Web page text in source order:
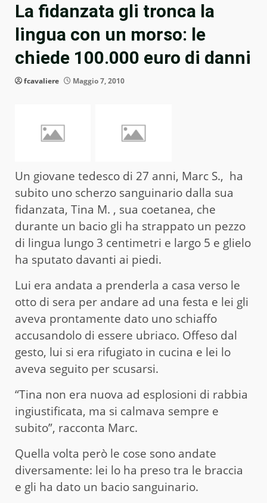
La fidanzata gli tronca la
lingua con un morso: le
chiede 100.000 euro di danni
fcavaliere Maggio 7, 2010
Un giovane tedesco di 27 anni, Marc S., ha
subito uno scherzo sanguinario dalla sua
fidanzata, Tina M. , sua coetanea, che
durante un bacio gli ha strappato un pezzo
di lingua lungo 3 centimetri e largo 5 e glielo
ha sputato davanti ai piedi.
Lui era andata a prenderla a casa verso le
otto di sera per andare ad una festa e lei gli
aveva prontamente dato uno schiaffo
accusandolo di essere ubriaco. Offeso dal
gesto, lui si era rifugiato in cucina e lei lo
aveva seguito per scusarsi.
“Tina non era nuova ad esplosioni di rabbia
ingiustificata, ma si calmava sempre e
subito”, racconta Marc.
Quella volta però le cose sono andate
diversamente: lei lo ha preso tra le braccia
e gli ha dato un bacio sanguinario.